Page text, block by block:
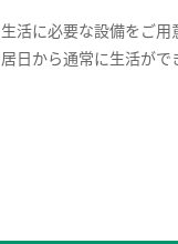
生活に必要な設備をご
居日から通常に生活がで